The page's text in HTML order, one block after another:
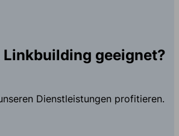
Linkbuilding geeignet?
Dienstleistungen profitieren.